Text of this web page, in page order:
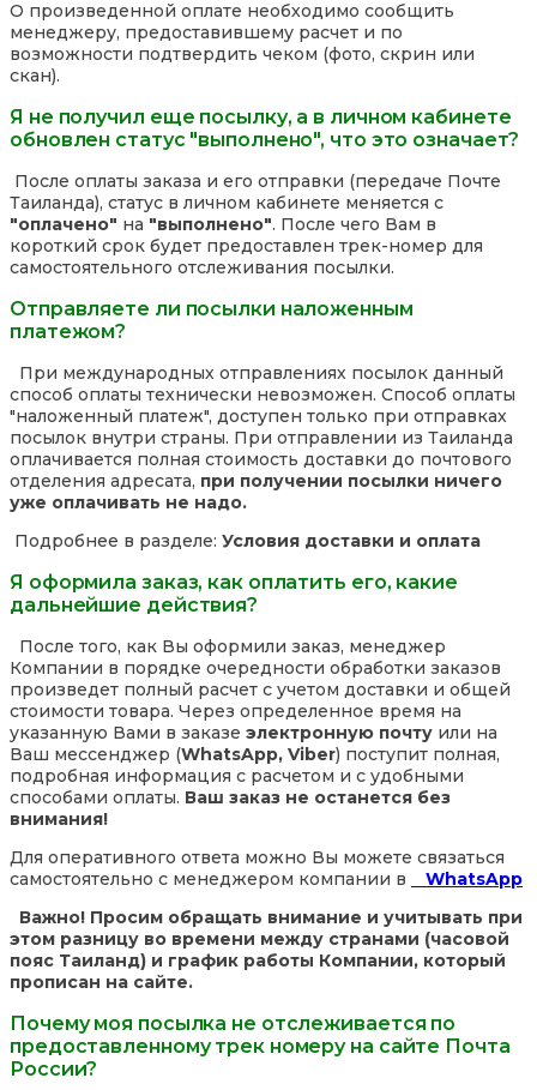
О произведенной оплате необходимо сообщить
менеджеру, предоставившему расчет и по
возможности подтвердить чеком (фото, скрин или
скан).
Я не получил еще посылку, а в личном кабинете
обновлен статус "выполнено", что это означает?
После оплаты заказа и его отправки (передаче Почте
Таиланда), статус в личном кабинете меняется с
"оплачено" на "выполнено". После чего Вам в
короткий срок будет предоставлен трек-номер для
самостоятельного отслеживания посылки.
Отправляете ли посылки наложенным
платежом?
При международных отправлениях посылок данный
способ оплаты технически невозможен. Способ оплаты
"наложенный платеж", доступен только при отправках
посылок внутри страны. При отправлении из Таиланда
оплачивается полная стоимость доставки до почтового
отделения адресата, при получении посылки ничего
уже оплачивать не надо.
Подробнее в разделе: Условия доставки и оплата
Я оформила заказ, как оплатить его, какие
дальнейшие действия?
После того, как Вы оформили заказ, менеджер
Компании в порядке очередности обработки заказов
произведет полный расчет с учетом доставки и общей
стоимости товара. Через определенное время на
указанную Вами в заказе электронную почту или на
Ваш мессенджер (WhatsApp, Viber) поступит полная,
подробная информация с расчетом и с удобными
способами оплаты. Ваш заказ не останется без
внимания!
Для оперативного ответа можно Вы можете связаться
самостоятельно с менеджером компании в
WhatsApp
Важно! Просим обращать внимание и учитывать при
этом разницу во времени между странами (часовой
пояс Таиланд) и график работы Компании, который
прописан на сайте.
Почему моя посылка не отслеживается по
предоставленному трек номеру на сайте Почта
России?